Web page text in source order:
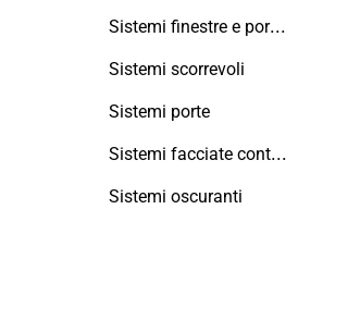
Sistemi finestre e portefinestre
Sistemi scorrevoli
Sistemi porte
Sistemi facciate continue
Sistemi oscuranti